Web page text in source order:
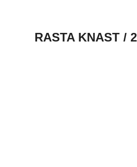
RASTA KNAST /